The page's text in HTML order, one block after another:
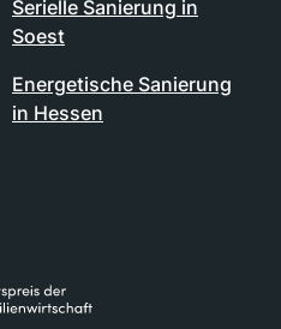
Serielle Sanierung in
Soest
Energetische Sanierung
in Hessen